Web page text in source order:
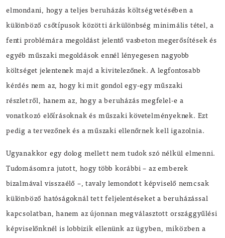
elmondani, hogy a teljes beruházás költségvetésében a
különböző csőtípusok közötti árkülönbség minimális tétel, a
fenti problémára megoldást jelentő vasbeton megerősítések és
egyéb műszaki megoldások ennél lényegesen nagyobb
költséget jelentenek majd a kivitelezőnek. A legfontosabb
kérdés nem az, hogy ki mit gondol egy-egy műszaki
részletről, hanem az, hogy a beruházás megfelel-e a
vonatkozó előírásoknak és műszaki követelményeknek. Ezt
pedig a tervezőnek és a műszaki ellenőrnek kell igazolnia.
Ugyanakkor egy dolog mellett nem tudok szó nélkül elmenni.
Tudomásomra jutott, hogy több korábbi – az emberek
bizalmával visszaélő –, tavaly lemondott képviselő nemcsak
különböző hatóságoknál tett feljelentéseket a beruházással
kapcsolatban, hanem az újonnan megválasztott országgyűlési
képviselőnknél is lobbizik ellenünk az ügyben, miközben a